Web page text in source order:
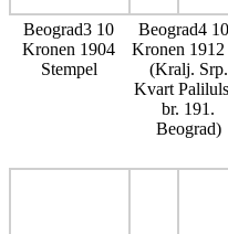
Beograd3 10
Kronen 1904
Stempel
Beograd4
Kronen 1912
(Kralj. Srp.
Kvart
br. 191.
Beograd)